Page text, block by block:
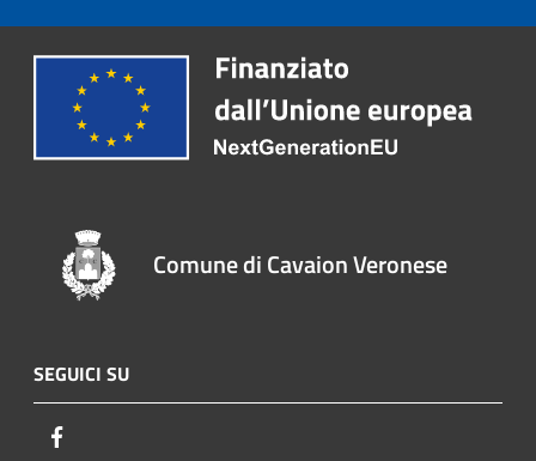
Comune di Cavaion Veronese
SEGUICI SU